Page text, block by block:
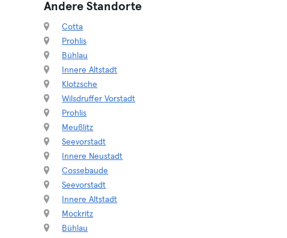
Andere Standorte
Cotta
Prohlis
Bühlau
Innere Altstadt
Klotzsche
Wilsdruffer Vorstadt
Prohlis
Meußlitz
Seevorstadt
Innere Neustadt
Cossebaude
Seevorstadt
Innere Altstadt
Mockritz
Bühlau